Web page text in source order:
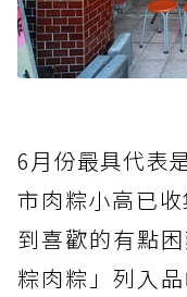
6月份最具代表
市肉粽小高已
到喜歡的有點
粽肉粽」列入